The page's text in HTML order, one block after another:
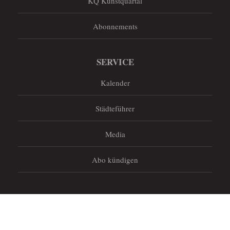
Abonnements
SERVICE
Kalender
Städteführer
Media
Abo kündigen